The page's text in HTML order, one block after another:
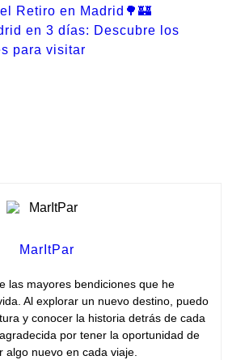
Retiro en Madrid🌳🏰
en 3 días: Descubre los
para visitar
MarItPar
las mayores bendiciones que he
Al explorar un nuevo destino, puedo
y conocer la historia detrás de cada
por tener la oportunidad de
algo nuevo en cada viaje.